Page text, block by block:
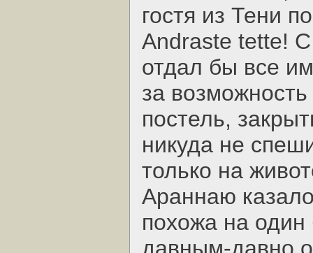
гостя из Тени
Andraste tette!
отдал бы все
за
постель,
никуда не
только на
Араннаю
похожа на один